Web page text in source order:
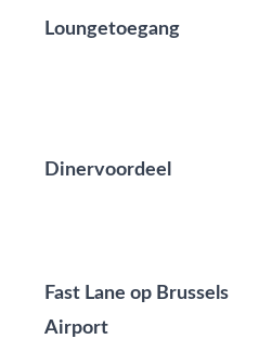
Loungetoegang
Dinervoordeel
Fast Lane op Brussels
Airport